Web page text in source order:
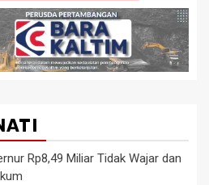
Rp8,49 Miliar Tidak Wajar dan